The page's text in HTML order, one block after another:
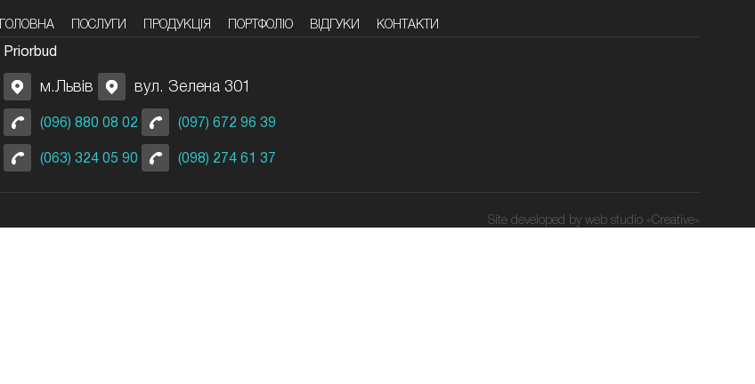
ГОЛОВНА ПОСЛУГИ ПРОДУКЦІЯ ПОРТФОЛІО ВІДГУКИ КОНТАКТИ
Priorbud
м.Львів вул. Зелена 301
(096) 880 08 02 (097) 672 96 39
(063) 324 05 90 (098) 274 61 37
Site developed by web studio «Creative»